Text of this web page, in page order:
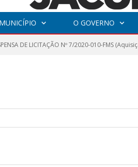
O GOVERNO
DE LICITAÇÃO Nº 7/2020-010-FMS